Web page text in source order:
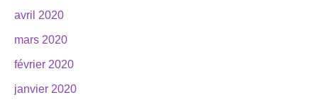
avril 2020
mars 2020
février 2020
janvier 2020